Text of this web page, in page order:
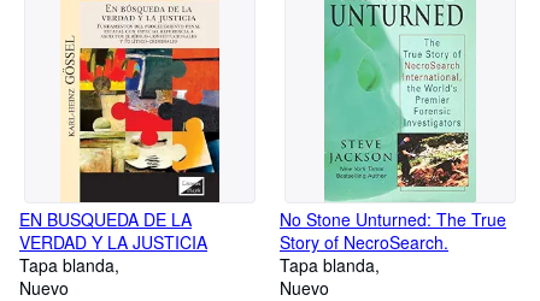
EN BUSQUEDA DE LA
VERDAD Y LA JUSTICIA
Tapa blanda
Nuevo
No Stone Unturned: The True
Story of NecroSearch.
Tapa blanda
Nuevo